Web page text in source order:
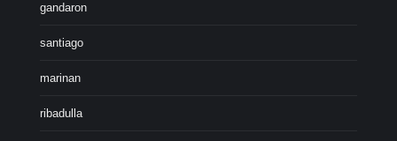
gandaron
santiago
marinan
ribadulla